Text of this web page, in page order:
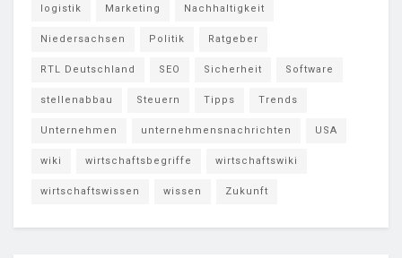
logistik Marketing Nachhaltigkeit
Niedersachsen Politik Ratgeber
RTL Deutschland SEO Sicherheit Software
stellenabbau Steuern Tipps Trends
Unternehmen unternehmensnachrichten USA
wiki wirtschaftsbegriffe wirtschaftswiki
wirtschaftswissen wissen Zukunft